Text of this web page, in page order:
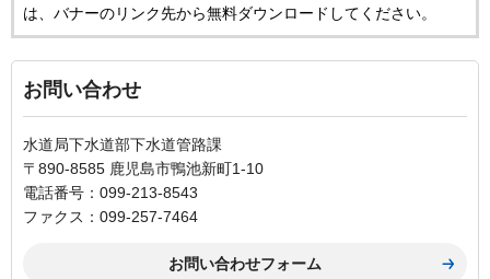
は、バナーのリンク先から無料ダウンロードしてください。
お問い合わせ
水道局下水道部下水道管路課
〒890-8585 鹿児島市鴨池新町1-10
電話番号：099-213-8543
ファクス：099-257-7464